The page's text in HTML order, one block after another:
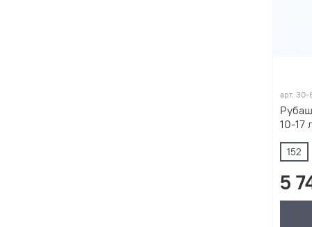
арт. 30-
10-17
152
5